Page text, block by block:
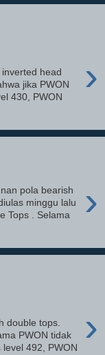
›
head
jika PWON
430, PWON
›
pola bearish
minggu lalu
Tops . Selama
›
double tops.
PWON tidak
492, PWON